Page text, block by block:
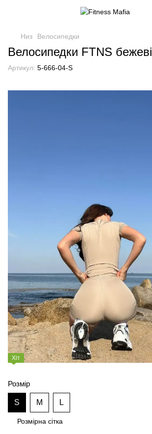
Низ Велосипедки
Велосипедки FTNS бежеві
Артикул: 5-666-04-S
Хіт
Розмір
S M L
Розмірна сітка